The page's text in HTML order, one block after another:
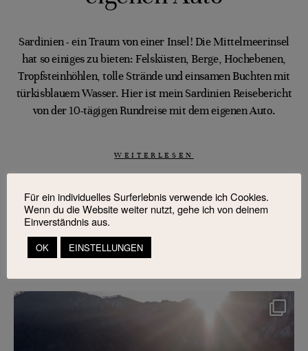
Sardinien - ein Traum von einer Insel! Die Mittelmeerinsel
hat so einiges zu bieten: Felsküsten, Berge, Hochebenen,
Tropfsteinhöhlen, tolle Strände und einsamen Buchten mit
türkisblauem Wasser. Hier ist mein Sardinien Reisebericht
von der 10-tägigen Rundreise mit dem eigenen Auto.
WEITERLESEN
Für ein individuelles Surferlebnis verwende ich Cookies.
Wenn du die Website weiter nutzt, gehe ich von deinem
Einverständnis aus.
OK EINSTELLUNGEN